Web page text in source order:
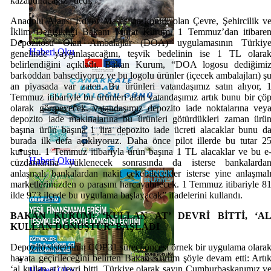
Haberi Oku
Haberi Oku
Anadolu Ajansı Editör Masası'na konuk olan Çevre, Şehircilik
İklim Değişikliği Bakanı Murat Kurum, 1 Temmuz’dan
Depozitosu Olan Ambalajlar (DOA) uygulamasının
genelinde yaygınlaşacağını, teşvik bedelinin ise 1 TL
belirlendiğini açıkladı. Bakan Kurum, “DOA logosu
barkoddan bahsediyoruz ve bu logolu ürünler (içecek ambalajları)
an piyasada var zaten. Bu ürünleri vatandaşımız satın alıyor,
Temmuz itibariyle bu ürünleri alan vatandaşımız artık bunu bir
olarak görmeyecek. vatandaşımız depozito iade noktalarına
depozito iade makinalarına bu ürünleri götürdükleri zaman
başına ürün başına 1 lira depozito iade ücreti alacaklar bunu
burada ilk defa açıklıyoruz. Daha önce pilot illerde bu tutar
kuruştu. 1 Temmuz itibarıyla ürün başına 1 TL alacaklar ve bu
cüzdanlarına yüklenecek sonrasında da isterse
anlaşmalı bankalardan nakit çekebilecekler isterse yine
marketlerimizden o parasını harcayabilecek. 1 Temmuz itibariyle
ilde 973 ilçede bu uygulama başlayacak” ifadelerini kullandı.
BAKAN KURUM: ‘KULLAN AT’ DEVRİ BİTTİ,
KULLAN DÖNÜŞTÜR’ BAŞLADI
Depozito sisteminin COP31 süreci öncesi örnek bir uygulama
hayata geçirileceğini belirten Bakan Kurum şöyle devam etti:
‘al kullan at’ devri bitti. Türkiye olarak sayın Cumhurbaşkanımız